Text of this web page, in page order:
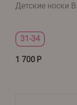
Детские носки
31-34
1 700 Р